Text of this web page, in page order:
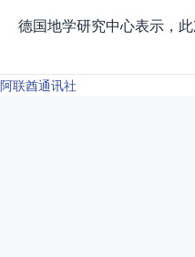
德国地学研究中心表示，
阿联酋通讯社